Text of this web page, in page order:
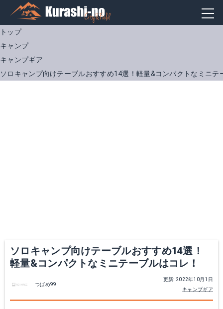
トップ
キャンプ
キャンプギア
ソロキャンプ向けテーブルおすすめ14選！軽量&コンパクトなミニテ
ソロキャンプ向けテーブルおすすめ14選！
軽量&コンパクトなミニテーブルはコレ！
更新: 2022年10月1日
キャンプギア
つばめ99